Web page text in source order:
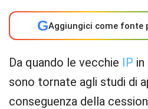
GAggiungici come fonte
Da quando le vecchie IP in
sono tornate agli studi di
conseguenza della